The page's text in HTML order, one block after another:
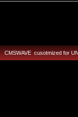
CMSWAVEcusotmized for